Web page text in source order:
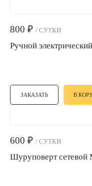
800 ₽ / СУТКИ
Ручной
ЗАКАЗАТЬ В
600 ₽ / СУТКИ
Шуруповерт сетевой